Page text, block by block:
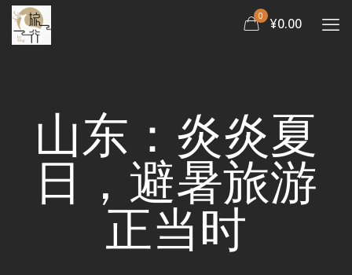
0 ¥0.00
山东：炎炎夏
日，避暑旅游
正当时